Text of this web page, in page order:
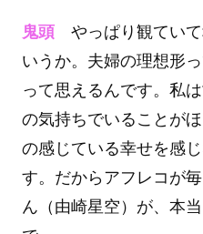
鬼頭やっぱり観ていて
いうか。夫婦の理想形
って思えるんです。私
の気持ちでいることが
の感じている幸せを感
す。だからアフレコが
ん（由崎星空）が、本